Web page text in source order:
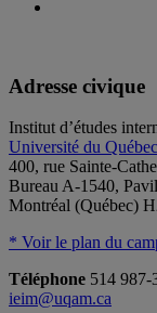
Adresse civique
Institut d’études
Université du
400, rue Sainte-
Bureau A-1540,
Montréal (Québec)
* Voir le plan du
Téléphone 514 987-
ieim@uqam.ca